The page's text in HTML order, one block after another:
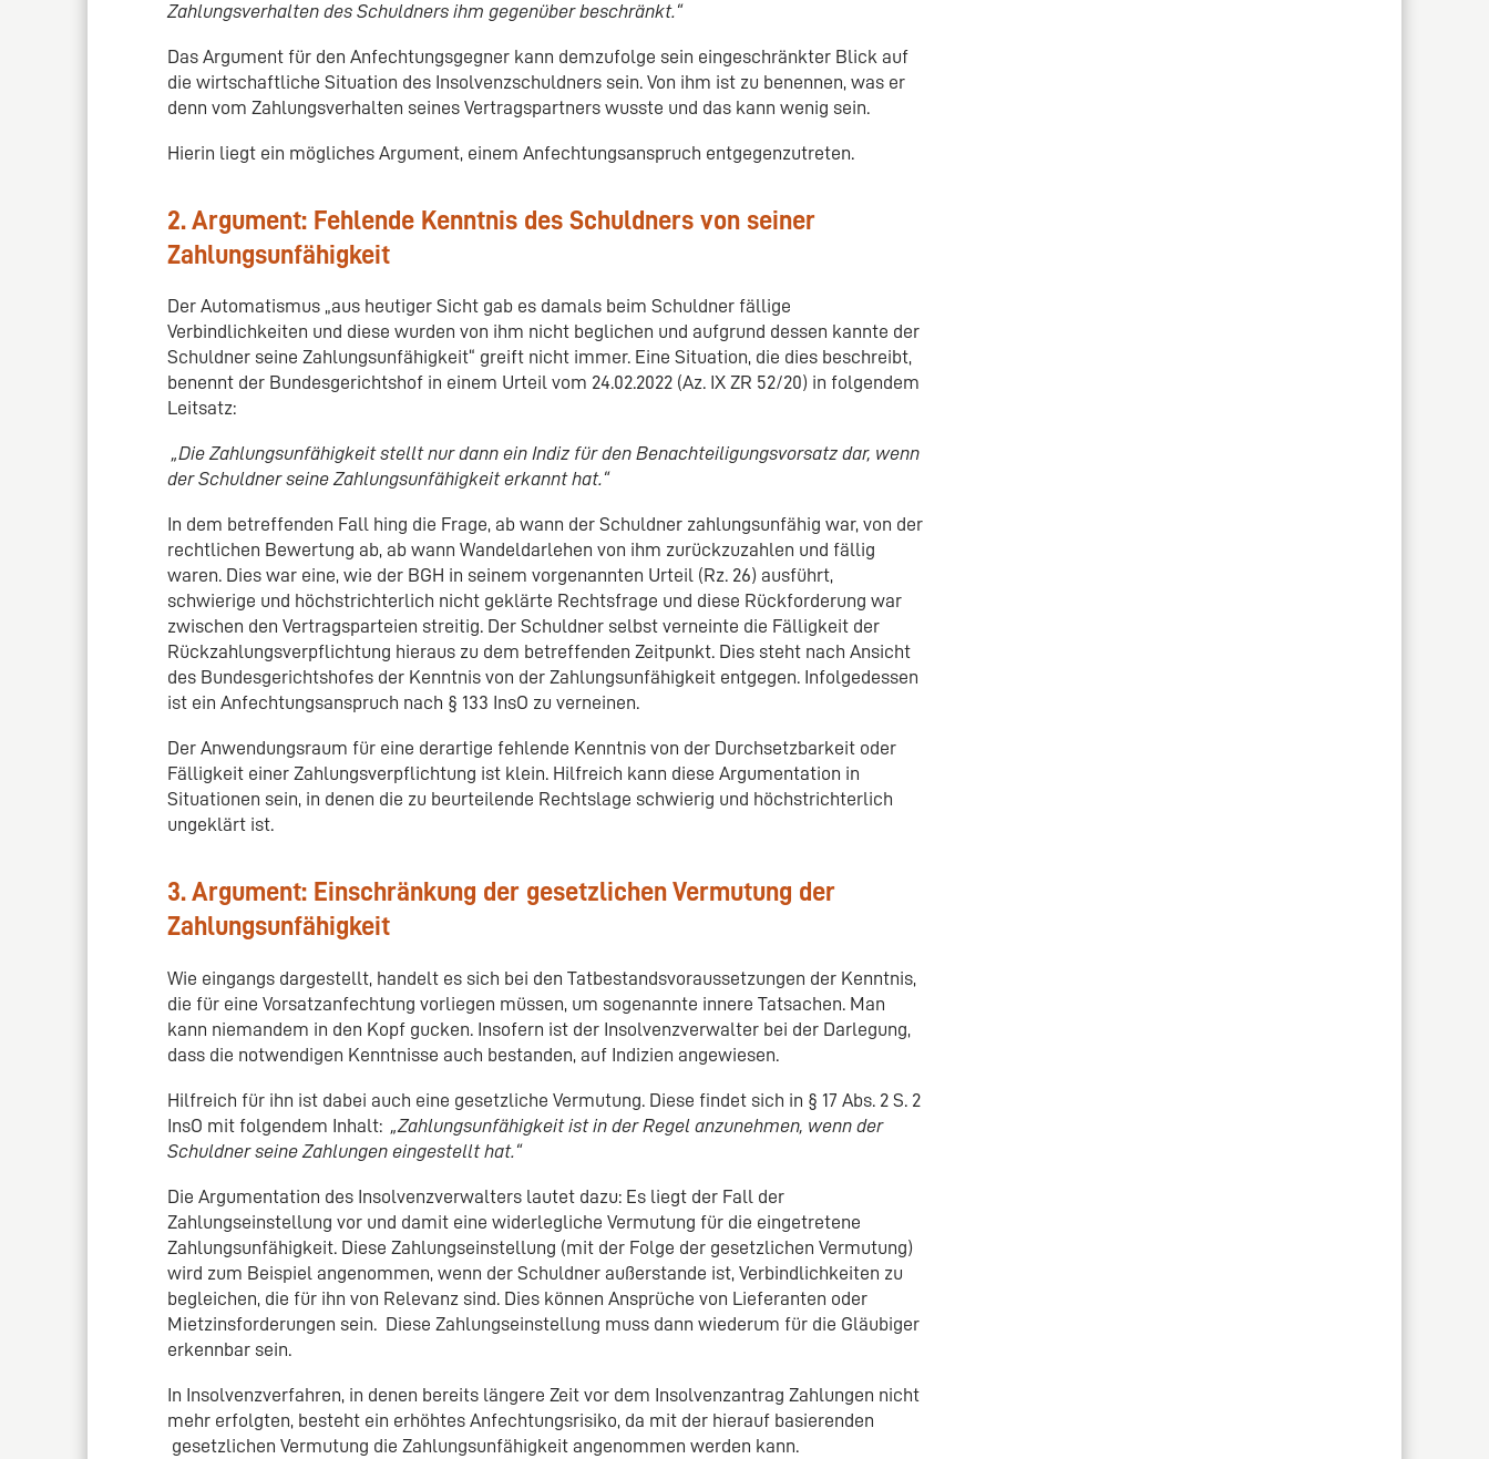
Zahlungsverhalten des Schuldners ihm gegenüber beschränkt.“
Das Argument für den Anfechtungsgegner kann demzufolge sein eingeschränkter Blick auf
die wirtschaftliche Situation des Insolvenzschuldners sein. Von ihm ist zu benennen, was er
denn vom Zahlungsverhalten seines Vertragspartners wusste und das kann wenig sein.
Hierin liegt ein mögliches Argument, einem Anfechtungsanspruch entgegenzutreten.
2. Argument: Fehlende Kenntnis des Schuldners von seiner
Zahlungsunfähigkeit
Der Automatismus „aus heutiger Sicht gab es damals beim Schuldner fällige
Verbindlichkeiten und diese wurden von ihm nicht beglichen und aufgrund dessen kannte der
Schuldner seine Zahlungsunfähigkeit“ greift nicht immer. Eine Situation, die dies beschreibt,
benennt der Bundesgerichtshof in einem Urteil vom 24.02.2022 (Az. IX ZR 52/20) in folgendem
Leitsatz:
„Die Zahlungsunfähigkeit stellt nur dann ein Indiz für den Benachteiligungsvorsatz dar, wenn
der Schuldner seine Zahlungsunfähigkeit erkannt hat.“
In dem betreffenden Fall hing die Frage, ab wann der Schuldner zahlungsunfähig war, von der
rechtlichen Bewertung ab, ab wann Wandeldarlehen von ihm zurückzuzahlen und fällig
waren. Dies war eine, wie der BGH in seinem vorgenannten Urteil (Rz. 26) ausführt,
schwierige und höchstrichterlich nicht geklärte Rechtsfrage und diese Rückforderung war
zwischen den Vertragsparteien streitig. Der Schuldner selbst verneinte die Fälligkeit der
Rückzahlungsverpflichtung hieraus zu dem betreffenden Zeitpunkt. Dies steht nach Ansicht
des Bundesgerichtshofes der Kenntnis von der Zahlungsunfähigkeit entgegen. Infolgedessen
ist ein Anfechtungsanspruch nach § 133 InsO zu verneinen.
Der Anwendungsraum für eine derartige fehlende Kenntnis von der Durchsetzbarkeit oder
Fälligkeit einer Zahlungsverpflichtung ist klein. Hilfreich kann diese Argumentation in
Situationen sein, in denen die zu beurteilende Rechtslage schwierig und höchstrichterlich
ungeklärt ist.
3. Argument: Einschränkung der gesetzlichen Vermutung der
Zahlungsunfähigkeit
Wie eingangs dargestellt, handelt es sich bei den Tatbestandsvoraussetzungen der Kenntnis,
die für eine Vorsatzanfechtung vorliegen müssen, um sogenannte innere Tatsachen. Man
kann niemandem in den Kopf gucken. Insofern ist der Insolvenzverwalter bei der Darlegung,
dass die notwendigen Kenntnisse auch bestanden, auf Indizien angewiesen.
Hilfreich für ihn ist dabei auch eine gesetzliche Vermutung. Diese findet sich in § 17 Abs. 2 S. 2
InsO mit folgendem Inhalt:
„Zahlungsunfähigkeit ist in der Regel anzunehmen, wenn der
Schuldner seine Zahlungen eingestellt hat.“
Die Argumentation des Insolvenzverwalters lautet dazu: Es liegt der Fall der
Zahlungseinstellung vor und damit eine widerlegliche Vermutung für die eingetretene
Zahlungsunfähigkeit. Diese Zahlungseinstellung (mit der Folge der gesetzlichen Vermutung)
wird zum Beispiel angenommen, wenn der Schuldner außerstande ist, Verbindlichkeiten zu
begleichen, die für ihn von Relevanz sind. Dies können Ansprüche von Lieferanten oder
Mietzinsforderungen sein. Diese Zahlungseinstellung muss dann wiederum für die Gläubiger
erkennbar sein.
In Insolvenzverfahren, in denen bereits längere Zeit vor dem Insolvenzantrag Zahlungen nicht
mehr erfolgten, besteht ein erhöhtes Anfechtungsrisiko, da mit der hierauf basierenden
gesetzlichen Vermutung die Zahlungsunfähigkeit angenommen werden kann.